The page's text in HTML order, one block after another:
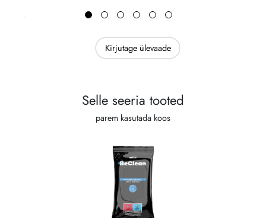
Kirjutage ülevaade
Selle seeria tooted
parem kasutada koos